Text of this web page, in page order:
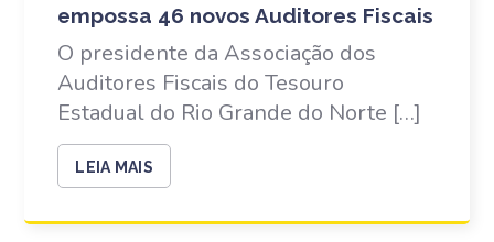
empossa 46 novos Auditores Fiscais
O presidente da Associação dos
Auditores Fiscais do Tesouro
Estadual do Rio Grande do Norte […]
LEIA MAIS